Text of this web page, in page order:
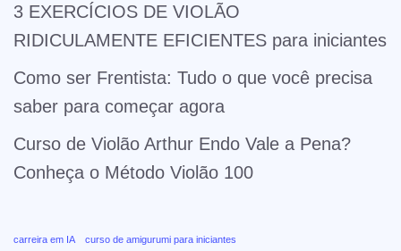
3 EXERCÍCIOS DE VIOLÃO
RIDICULAMENTE EFICIENTES para iniciantes
Como ser Frentista: Tudo o que você precisa
saber para começar agora
Curso de Violão Arthur Endo Vale a Pena?
Conheça o Método Violão 100
carreira em IA curso de amigurumi para iniciantes